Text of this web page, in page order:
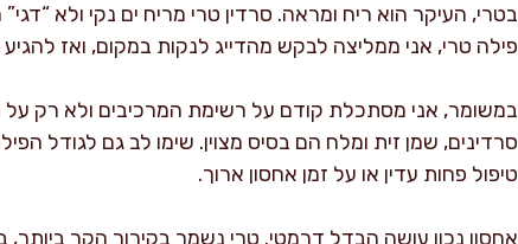
בטרי, העיקר הוא ריח ומראה. סרדין טרי מריח ים נקי ולא
פילה טרי, אני ממליצה לבקש מהדייג לנקות במקום, ואז להגיע
במשומר, אני מסתכלת קודם על רשימת המרכיבים ולא רק על
סרדינים, שמן זית ומלח הם בסיס מצוין. שימו לב גם לגודל
טיפול פחות עדין או על זמן אחסון ארוך.